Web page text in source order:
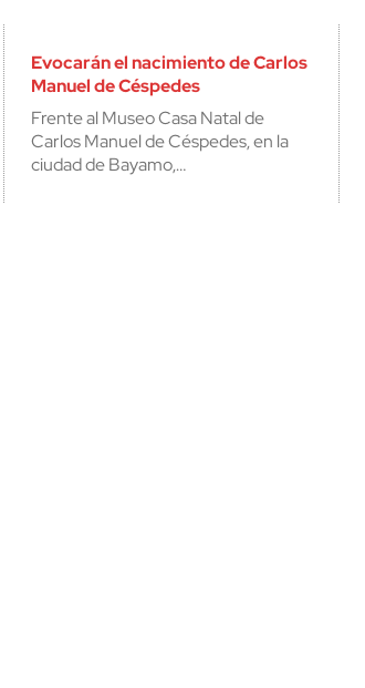
Evocarán el nacimiento de Carlos
Manuel de Céspedes
Frente al Museo Casa Natal de
Carlos Manuel de Céspedes, en la
ciudad de Bayamo,…